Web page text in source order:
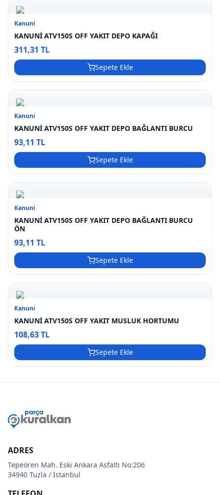
Kanuni
KANUNİ ATV150S OFF YAKIT DEPO KAPAĞI
311,31 TL
Sepete Ekle
Kanuni
KANUNİ ATV150S OFF YAKIT DEPO BAĞLANTI BURCU
93,11 TL
Sepete Ekle
Kanuni
KANUNİ ATV150S OFF YAKIT DEPO BAĞLANTI BURCU
ÖN
93,11 TL
Sepete Ekle
Kanuni
KANUNİ ATV150S OFF YAKIT MUSLUK HORTUMU
108,63 TL
Sepete Ekle
ADRES
Tepeören Mah. Eski Ankara Asfaltı No:206
34940 Tuzla / İstanbul